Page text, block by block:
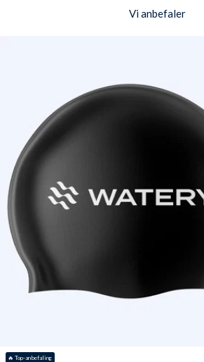
Vi anbefaler
🔥 Top-anbefaling